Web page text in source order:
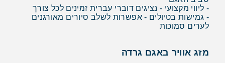
- ליווי מקצועי - נציגים דוברי עברית זמינים לכל צורך
- גמישות בטיולים - אפשרות לשלב סיורים מאורגנים
לערים סמוכות
מזג אוויר באגם גרדה